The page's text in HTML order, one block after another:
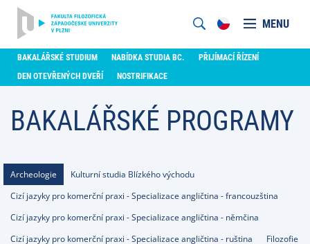
MENU
BAKALÁŘSKÉ STUDIUM NABÍDKA STUDIA BC.
PŘIJÍMACÍ ŘÍZENÍ
DEN OTEVŘENÝCH DVEŘÍ
NOSTRIFIKACE
BAKALÁŘSKÉ PROGRAMY
Archeologie
Kulturní studia Blízkého východu
Cizí jazyky pro komerční praxi - Specializace angličtina - francouzština
Cizí jazyky pro komerční praxi - Specializace angličtina - němčina
Cizí jazyky pro komerční praxi - Specializace angličtina - ruština
Filozofie